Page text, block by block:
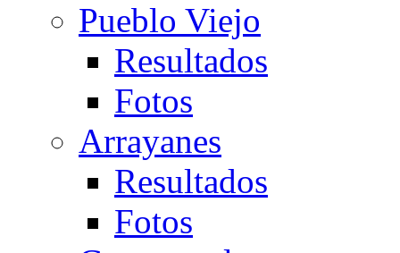
Pueblo Viejo
Resultados
Fotos
Arrayanes
Resultados
Fotos